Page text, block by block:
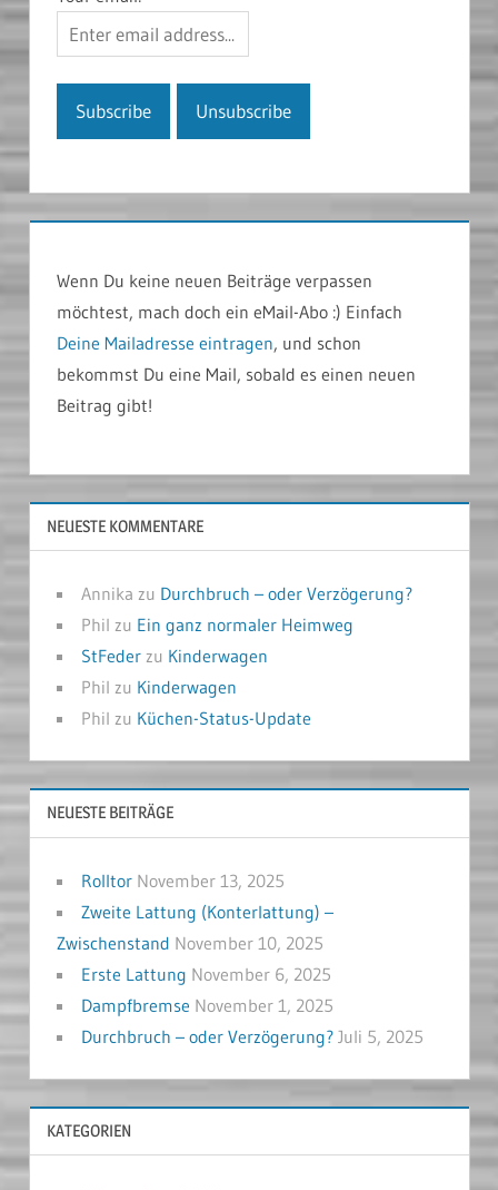
Wenn Du keine neuen Beiträge verpassen
möchtest, mach doch ein eMail-Abo :) Einfach
Deine Mailadresse eintragen, und schon
bekommst Du eine Mail, sobald es einen neuen
Beitrag gibt!
NEUESTE KOMMENTARE
Annika zu Durchbruch – oder Verzögerung?
Phil zu Ein ganz normaler Heimweg
StFederzu Kinderwagen
Phil zu Kinderwagen
Phil zu Küchen-Status-Update
NEUESTE BEITRÄGE
Rolltor November 13, 2025
Zweite Lattung (Konterlattung) –
Zwischenstand November 10, 2025
Erste Lattung November 6, 2025
Dampfbremse November 1, 2025
Durchbruch – oder Verzögerung? Juli 5, 2025
KATEGORIEN